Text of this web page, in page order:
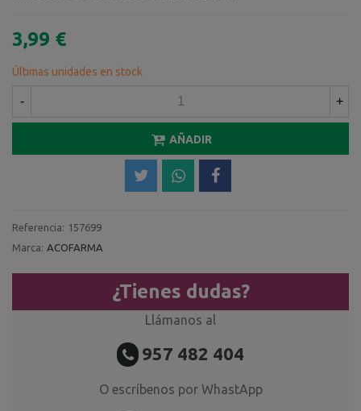
3,99 €
Últimas unidades en stock
- +
AÑADIR
Referencia: 157699
Marca: ACOFARMA
¿Tienes dudas?
Llámanos al
957 482 404
O escríbenos por WhastApp